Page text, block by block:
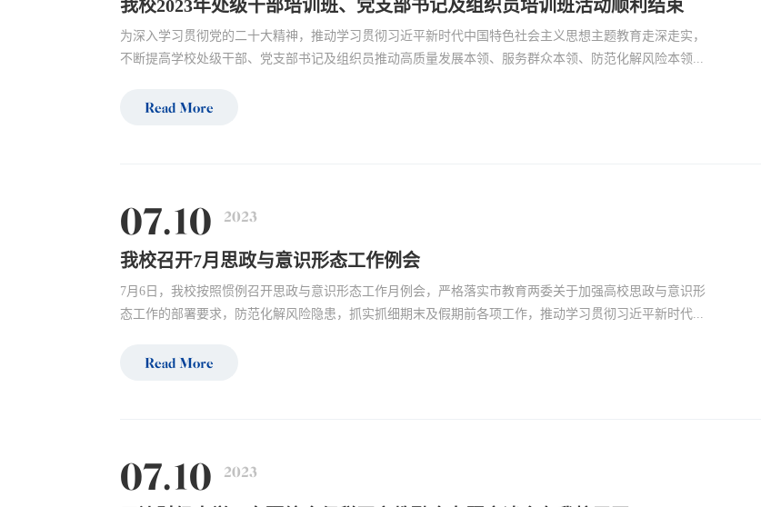
我校2023年处级干部培训班、党支部书记及组织员培训班活动顺利结束
为深入学习贯彻党的二十大精神，推动学习贯彻习近平新时代中国特色社会主义思想主题教育走深走实，
不断提高学校处级干部、党支部书记及组织员推动高质量发展本领、服务群众本领、防范化解风险本领...
Read More
07.10 2023
我校召开7月思政与意识形态工作例会
7月6日，我校按照惯例召开思政与意识形态工作月例会，严格落实市教育两委关于加强高校思政与意识形
态工作的部署要求，防范化解风险隐患，抓实抓细期末及假期前各项工作，推动学习贯彻习近平新时代...
Read More
07.10 2023